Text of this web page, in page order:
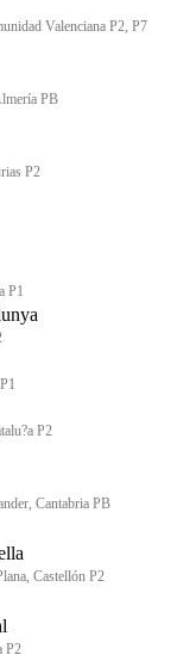
Valenciana P2, P7
PB
P2
P1
P2
Cantabria PB
Castellón P2
P2